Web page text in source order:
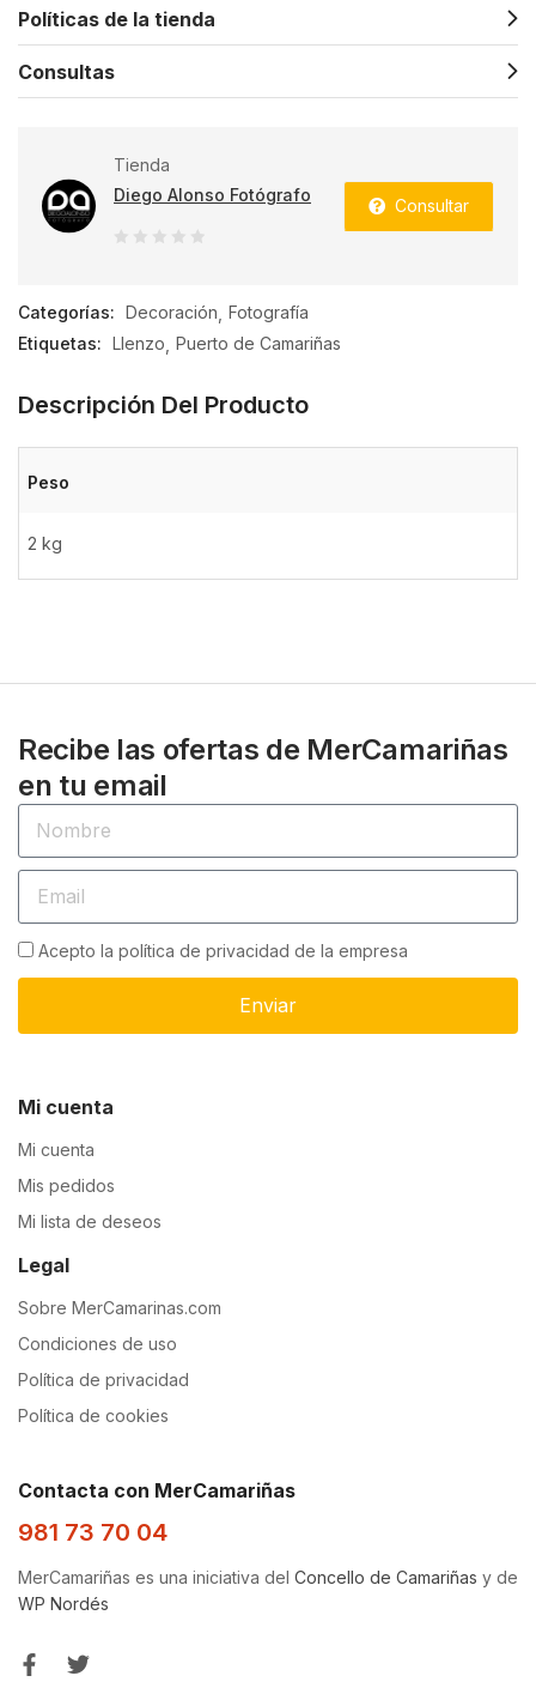
Políticas de la tienda
Consultas
Tienda
Diego Alonso Fotógrafo
Consultar
Categorías: Decoración Fotografía
Etiquetas: LIenzo Puerto de Camariñas
Descripción Del Producto
Peso
2 kg
Recibe las ofertas de MerCamariñas
en tu email
Acepto la política de privacidad de la empresa
Enviar
Mi cuenta
Mi cuenta
Mis pedidos
Mi lista de deseos
Legal
Sobre MerCamarinas.com
Condiciones de uso
Política de privacidad
Política de cookies
Contacta con MerCamariñas
981 73 70 04
MerCamariñas es una iniciativa del Concello de Camariñas y de
WP Nordés